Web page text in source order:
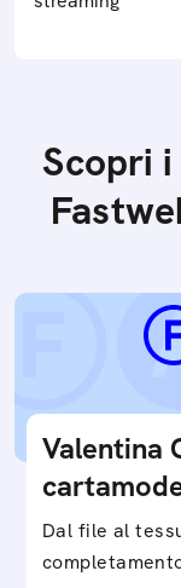
Scopri
Valentina
Dal file al